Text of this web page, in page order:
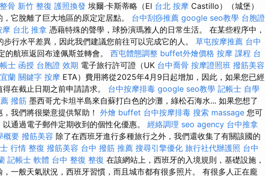
骨 新竹 整復 護照換發 埃爾·卡斯蒂略（El 台北 按摩 Castillo）（城堡）
它脫離了巨大地區的原定定居點。 台中刮痧推薦 google seo教學 台胞證
摩 台北 推拿 憑藉特殊的聲學，球扮演瑪雅人的日常生活。 在某些程序中，
行水平差異，因此我們建議您前往可以完成它的人。 草屯按摩推薦 台中
的航班返回布達佩斯並轉會。 西屯體態調整 buffet外燴價格 按摩 課程 台
士 函授 台胞證 效期 電子旅行許可證（UK 台中喬骨 按摩證照班 撥筋美容
蘭 關鍵字 按摩 ETA）費用將從2025年4月9日起增加，因此，如果您已經
在截止日期之前申請請求。 台中按摩排毒 google seo教學 記帳士 自學
撥筋 墨西哥尤卡坦半島來自蘇打白色的沙灘，綠松石海水... 如果您想了
我們將很樂意提供幫助！ 外燴 buffet 台中按摩排毒 搜索 massage 您可
通過電子郵件定期收到的個性化優惠。 經絡調理 seo agency 台中推拿
概要 撥筋美容 除了在西班牙進行多種旅行之外，我們還收集了有關該國的
行情 整復 撥筋美容 台中 撥筋 推薦 搜尋引擎優化 旅行社代辦護照 台中
記帳士 軟體 台中 整復 整復 在該網站上，西班牙的入境規則，基礎設施，
一般天氣狀況，西班牙習慣，而且城市都有很多照片。 有很多人正在龐